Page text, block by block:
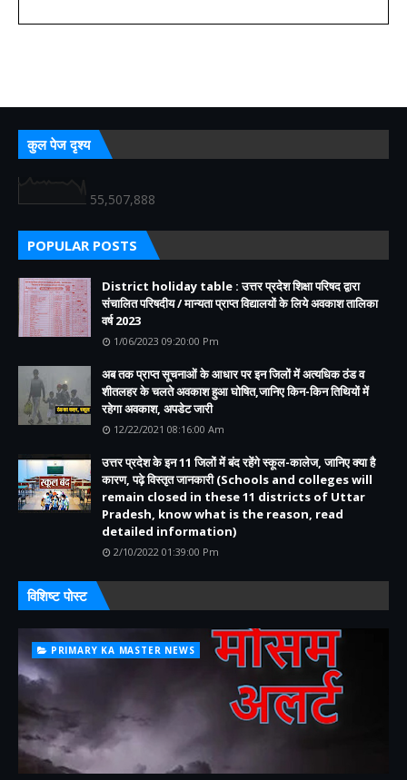
कुल पेज दृश्य
55,507,888
POPULAR POSTS
District holiday table : उत्तर प्रदेश शिक्षा परिषद द्वारा
संचालित परिषदीय / मान्यता प्राप्त विद्यालयों के लिये अवकाश तालिका
वर्ष 2023
1/06/2023 09:20:00 Pm
अब तक प्राप्त सूचनाओं के आधार पर इन जिलों में अत्यधिक ठंड व
शीतलहर के चलते अवकाश हुआ घोषित,जानिए किन-किन तिथियों में
रहेगा अवकाश, अपडेट जारी
12/22/2021 08:16:00 Am
उत्तर प्रदेश के इन 11 जिलों में बंद रहेंगे स्कूल-कालेज, जानिए क्या है
कारण, पढ़े विस्तृत जानकारी (Schools and colleges will
remain closed in these 11 districts of Uttar
Pradesh, know what is the reason, read
detailed information)
2/10/2022 01:39:00 Pm
विशिष्ट पोस्ट
PRIMARY KA MASTER NEWS